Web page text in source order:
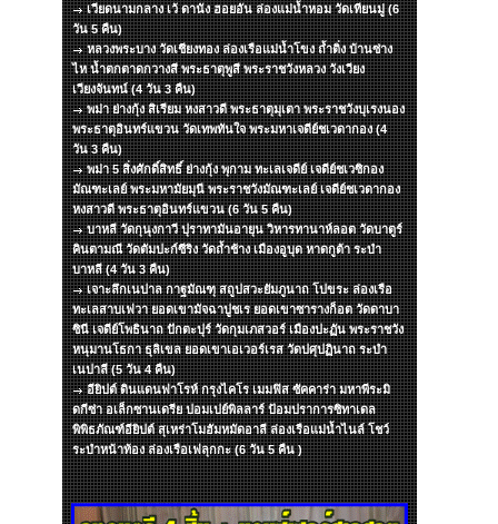
เวียดนามกลาง เว้ ดานัง ฮอยอัน ล่องแม่น้ำหอม วัดเทียนมู่ (6
วัน 5 คืน)
หลวงพระบาง วัดเชียงทอง ล่องเรือแม่น้ำโขง ถ้ำติ่ง บ้านซ่าง
ไห น้ำตกตาดกวางสี พระธาตุพูสี พระราชวังหลวง วังเวียง
เวียงจันทน์ (4 วัน 3 คืน)
พม่า ย่างกุ้ง สิเรียม หงสาวดี พระธาตุมุเตา พระราชวังบุเรงนอง
พระธาตุอินทร์แขวน วัดเทพทันใจ พระมหาเจดีย์ชเวดากอง (4
วัน 3 คืน)
พม่า 5 สิ่งศักดิ์สิทธิ์ ย่างกุ้ง พุกาม ทะเลเจดีย์ เจดีย์ชเวซิกอง
มัณฑะเลย์ พระมหามัยมุนี พระราชวังมัณฑะเลย์ เจดีย์ชเวดากอง
หงสาวดี พระธาตุอินทร์แขวน (6 วัน 5 คืน)
บาหลี วัดกุนุงกาวี ปุราทามันอายุน วิหารทานาห์ลอต วัดบาตูร์
คินตามณี วัดตัมปะก์ซีริง วัดถ้ำช้าง เมืองอูบุด หาดกูต้า ระบำ
บาหลี (4 วัน 3 คืน)
เจาะลึกเนปาล กาฐมัณฑุ สถูปสวะยัมภูนาถ โปขระ ล่องเรือ
ทะเลสาบเฟวา ยอดเขามัจฉาปูชเร ยอดเขาซารางก็อต วัดดาบา
ซินี เจดีย์โพธินาถ ปักตะปุร์ วัดกุมเภสวอร์ เมืองปะฏัน พระราชวัง
หนุมานโธกา ธุลิเขล ยอดเขาเอเวอร์เรส วัดปศุปฏินาถ ระบำ
เนปาลี (5 วัน 4 คืน)
อียิปต์ ดินแดนฟาโรห์ กรุงไคโร เมมฟิส ซัคคาร่า มหาพีระมิ
ดกีซ่า อเล็กซานเดรีย ปอมเปย์พิลลาร์ ป้อมปราการซิทาเดล
พิพิธภัณฑ์อียิปต์ สุเหร่าโมฮัมหมัดอาลี ล่องเรือแม่น้ำไนล์ โชว์
ระบำหน้าท้อง ล่องเรือเฟลุกกะ (6 วัน 5 คืน )